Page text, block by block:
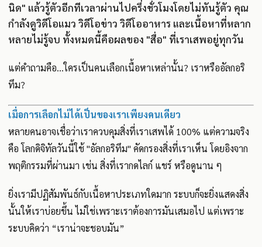
นิด" แล้วรู้ตัวอีกทีเวลาผ่านไปครึ่งชั่วโมงโดยไม่ทันรู้ตัว คุณ
กำลังดูวิดีโอแมว วิดีโอข่าว วิดีโออาหาร และเนื้อหาที่หลาก
หลายไม่รู้จบ ทั้งหมดนี้คือผลของ "สื่อ" ที่เราเสพอยู่ทุกวัน
แต่คำถามคือ…ใครเป็นคนเลือกเนื้อหาเหล่านั้น? เราหรืออัลกอริ
ทึม?
เมื่อการเลือกไม่ได้เป็นของเราเพียงคนเดียว
หลายคนอาจเชื่อว่าเราควบคุมสิ่งที่เราเสพได้ 100% แต่ความจริง
คือ โลกดิจิทัลวันนี้ใช้ "อัลกอริทึม" คัดกรองสิ่งที่เราเห็น โดยอิงจาก
พฤติกรรมที่ผ่านมา เช่น สิ่งที่เรากดไลก์ แชร์ หรือดูนาน ๆ
ยิ่งเรามีปฏิสัมพันธ์กับเนื้อหาประเภทใดมาก ระบบก็จะยิ่งแสดงสิ่ง
นั้นให้เราบ่อยขึ้น ไม่ใช่เพราะเราต้องการมันเสมอไป แต่เพราะ
ระบบคิดว่า “เราน่าจะชอบมัน”